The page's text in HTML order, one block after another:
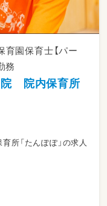
新鎌ヶ谷園
丁目16番10号
もねの里園
17-7
・木更津市
五井園
）
園保育士【パー
務
院 院内保育所
所「たんぽぽ」の求人